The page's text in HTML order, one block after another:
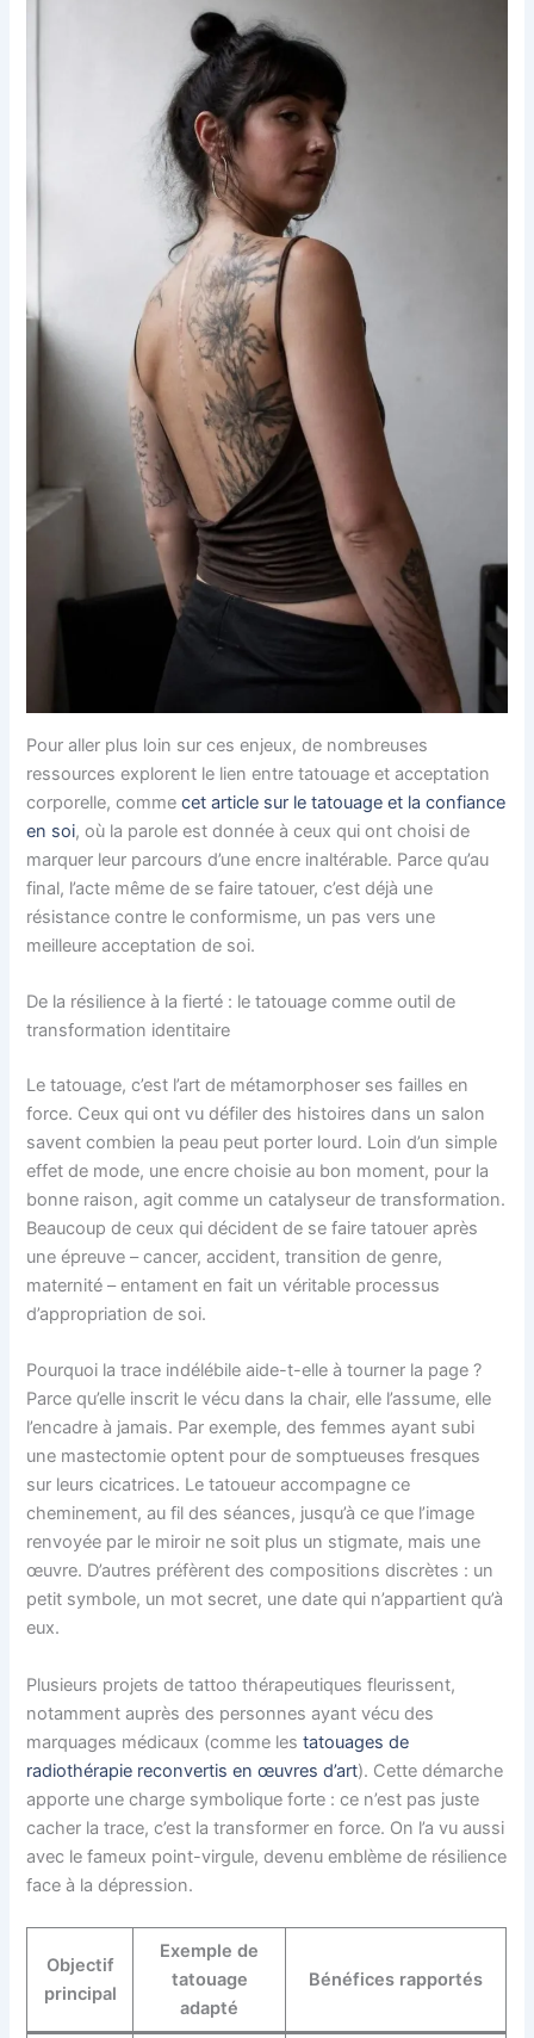
Pour aller plus loin sur ces enjeux, de nombreuses
ressources explorent le lien entre tatouage et acceptation
corporelle, commecet article sur le tatouage et la confiance
en soi, où la parole est donnée à ceux qui ont choisi de
marquer leur parcours d’une encre inaltérable. Parce qu’au
final, l’acte même de se faire tatouer, c’est déjà une
résistance contre le conformisme, un pas vers une
meilleure acceptation de soi.
De la résilience à la fierté : le tatouage comme outil de
transformation identitaire
Le tatouage, c’est l’art de métamorphoser ses failles en
force. Ceux qui ont vu défiler des histoires dans un salon
savent combien la peau peut porter lourd. Loin d’un simple
effet de mode, une encre choisie au bon moment, pour la
bonne raison, agit comme un catalyseur de transformation.
Beaucoup de ceux qui décident de se faire tatouer après
une épreuve – cancer, accident, transition de genre,
maternité – entament en fait un véritable processus
d’appropriation de soi.
Pourquoi la trace indélébile aide-t-elle à tourner la page ?
Parce qu’elle inscrit le vécu dans la chair, elle l’assume, elle
l’encadre à jamais. Par exemple, des femmes ayant subi
une mastectomie optent pour de somptueuses fresques
sur leurs cicatrices. Le tatoueur accompagne ce
cheminement, au fil des séances, jusqu’à ce que l’image
renvoyée par le miroir ne soit plus un stigmate, mais une
œuvre. D’autres préfèrent des compositions discrètes : un
petit symbole, un mot secret, une date qui n’appartient qu’à
eux.
Plusieurs projets de tattoo thérapeutiques fleurissent,
notamment auprès des personnes ayant vécu des
marquages médicaux (comme lestatouages de
radiothérapie reconvertis en œuvres d’art). Cette démarche
apporte une charge symbolique forte : ce n’est pas juste
cacher la trace, c’est la transformer en force. On l’a vu aussi
avec le fameux point-virgule, devenu emblème de résilience
face à la dépression.
Objectif
principal
Exemple de
tatouage
adapté
Bénéfices rapportés